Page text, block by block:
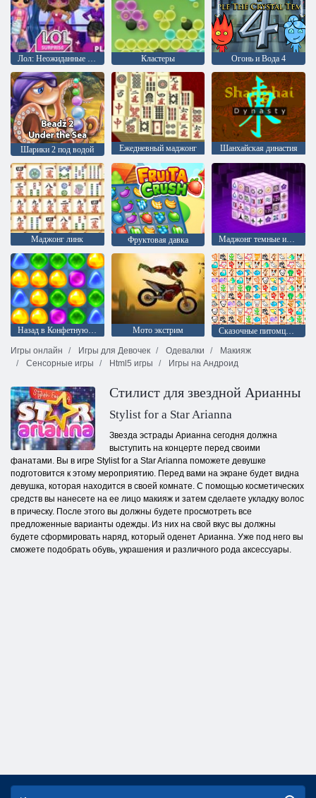
Лол: Неожиданные миллениалы Кластеры Огонь и Вода 4
Шарики 2 под водой Ежедневный маджонг Шанхайская династия
Маджонг линк Фруктовая давка Маджонг темные измерения
Назад в Конфетную страну: Эпизод 1 Мото экстрим
Сказочные питомцы связь
Игры онлайн
Игры для Девочек Одевалки
Макияж
Сенсорные игры
Html5 игры Игры на Андроид
Стилист для звездной Арианны
Stylist for a Star Arianna
Звезда эстрады Арианна сегодня должна
выступить на концерте перед своими
фанатами. Вы в игре Stylist for a Star Arianna поможете девушке
подготовится к этому мероприятию. Перед вами на экране будет видна
девушка, которая находится в своей комнате. С помощью косметических
средств вы нанесете на ее лицо макияж и затем сделаете укладку волос
в прическу. После этого вы должны будете просмотреть все
предложенные варианты одежды. Из них на свой вкус вы должны
будете сформировать наряд, который оденет Арианна. Уже под него вы
сможете подобрать обувь, украшения и различного рода аксессуары.